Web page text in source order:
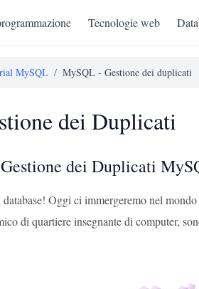
Tecnologie web
MySQL / MySQL - Gestione dei duplicati
dei Duplicati
dei Duplicati
Oggi ci immergeremo nel
di quartiere insegnante di computer,